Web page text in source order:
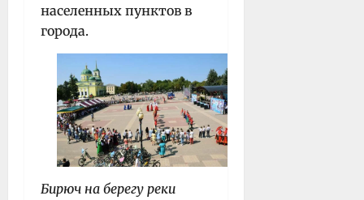
населенных пунктов в
города.
Бирюч на берегу реки